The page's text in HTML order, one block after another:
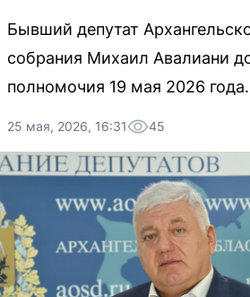
Бывший депутат
собрания Михаил Авалиани
полномочия 19 мая 2026 года.
25 мая, 2026, 16:31 45